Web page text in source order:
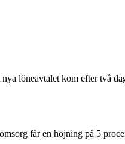
löneavtalet kom efter två
får en höjning på 5